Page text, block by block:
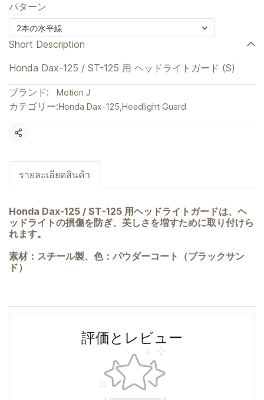
パターン
2本の水平線
Short Description
Honda Dax-125 / ST-125 用 ヘッドライトガード (S)
ブランド: Motion J
カテゴリー:Honda Dax-125 Headlight Guard
共有
รายละเอียดสินค้า
Honda Dax-125 / ST-125 用ヘッドライトガードは、ヘ
ッドライトの損傷を防ぎ、美しさを増すために取り付けら
れます。
素材：スチール製、色：パウダーコート（ブラックサン
ド）
評価とレビュー